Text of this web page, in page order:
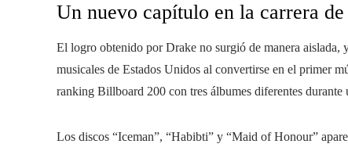
Un nuevo capítulo en la carrera
El logro obtenido por Drake no surgió de manera aislada,
musicales de Estados Unidos al convertirse en el primer
ranking Billboard 200 con tres álbumes diferentes durante
Los discos “Iceman”, “Habibti” y “Maid of Honour”